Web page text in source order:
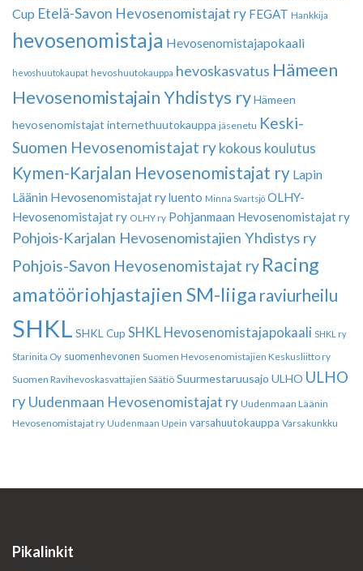
Cup Etelä-Savon Hevosenomistajat ry FEGAT Hankkija
hevosenomistaja Hevosenomistajapokaali
hevoshuutokaupat hevoshuutokauppa hevoskasvatus Hämeen
Hevosenomistajain Yhdistys ryHämeen
hevosenomistajat internethuutokauppa jäsenetu Keski-
Suomen Hevosenomistajat ry kokous koulutus
Kymen-Karjalan Hevosenomistajat ry Lapin
Läänin Hevosenomistajat ryluento Minna Svartsjö OLHY-
Hevosenomistajat ry OLHY ry Pohjanmaan Hevosenomistajat ry
Pohjois-Karjalan Hevosenomistajien Yhdistys ry
Pohjois-Savon Hevosenomistajat ry Racing
amatööriohjastajien SM-liiga raviurheilu
SHKL SHKL Cup SHKL Hevosenomistajapokaali SHKL ry
Starinita Oy suomenhevonen Suomen Hevosenomistajien Keskusliitto ry
Suomen Ravihevoskasvattajien Säätiö Suurmestaruusajo ULHO ULHO
ryUudenmaan Hevosenomistajat ry Uudenmaan Läänin
Hevosenomistajat ry Uudenmaan Upein varsahuutokauppa Varsakunkku
Pikalinkit